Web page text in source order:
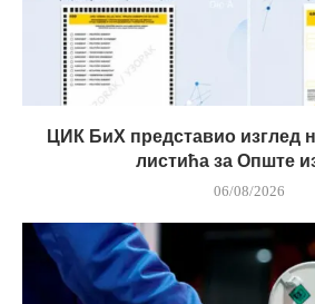
ЦИК БиХ представио изглед
листића за Опште
06/08/2026